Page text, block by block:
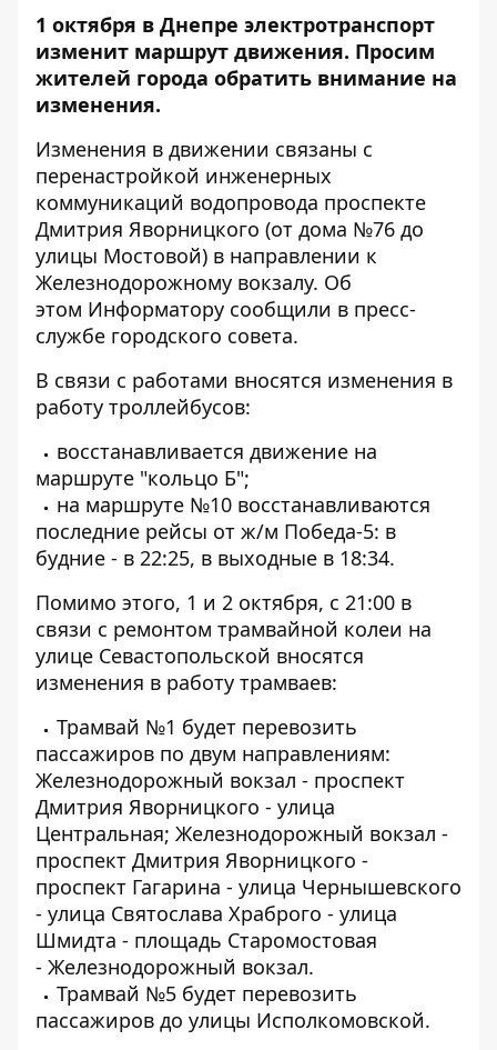
1 октября в Днепре электротранспорт
изменит маршрут движения. Просим
жителей города обратить внимание на
изменения.
Изменения в движении связаны с
перенастройкой инженерных
коммуникаций водопровода проспекте
Дмитрия Яворницкого (от дома №76 до
улицы Мостовой) в направлении к
Железнодорожному вокзалу. Об
этом Информатору сообщили в пресс-
службе городского совета.
В связи с работами вносятся изменения в
работу троллейбусов:
восстанавливается движение на
маршруте "кольцо Б";
на маршруте №10 восстанавливаются
последние рейсы от ж/м Победа-5: в
будние - в 22:25, в выходные в 18:34.
Помимо этого, 1 и 2 октября, с 21:00 в
связи с ремонтом трамвайной колеи на
улице Севастопольской вносятся
изменения в работу трамваев:
Трамвай №1 будет перевозить
пассажиров по двум направлениям:
Железнодорожный вокзал - проспект
Дмитрия Яворницкого - улица
Центральная; Железнодорожный вокзал -
проспект Дмитрия Яворницкого -
проспект Гагарина - улица Чернышевского
- улица Святослава Храброго - улица
Шмидта - площадь Старомостовая
- Железнодорожный вокзал.
Трамвай №5 будет перевозить
пассажиров до улицы Исполкомовской.